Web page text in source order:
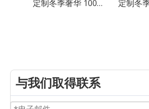
定制冬季奢华 100% 羊绒长款针织开衫大衣
与我们取得联系